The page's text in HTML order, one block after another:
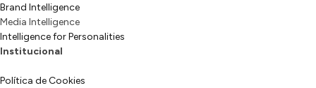
Brand Intelligence
Media Intelligence
Intelligence for Personalities
Institucional
Política de Cookies